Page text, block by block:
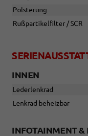
Polsterung
Rußpartikelfilter / SCR
INNEN
Lederlenkrad
Lenkrad beheizbar
INFOTAINMENT